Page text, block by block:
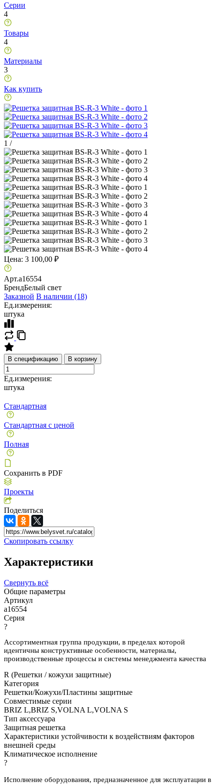
Серии
4
Товары
4
Материалы
3
Как купить
1 /
Цена: 3 100,00 ₽
Арт.a16554
БрендБелый свет
Заказной В наличии (18)
Ед.измерения:
штука
В спецификацию В корзину
Ед.измерения:
штука
Стандартная
Стандартная с ценой
Полная
Сохранить в PDF
Проекты
Поделиться
Скопировать ссылку
Характеристики
Свернуть всё
Общие параметры
Артикул
a16554
Серия
?
Ассортиментная группа продукции, в пределах которой
идентичны конструктивные особенности, материалы,
производственные процессы и системы менеджмента качества
R (Решетки / кожухи защитные)
Категория
Решетки/Кожухи/Пластины защитные
Совместимые серии
BRIZ L,BRIZ S,VOLNA L,VOLNA S
Тип аксессуара
Защитная решетка
Характеристики устойчивости к воздействиям факторов
внешней среды
Климатическое исполнение
?
Исполнение оборудования, предназначенное для эксплуатации в